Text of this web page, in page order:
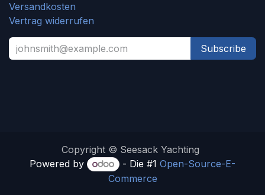
Versandkosten
Vertrag widerrufen
Subscribe
Copyright © Seesack Yachting
Powered by
- Die #1 Open-Source-E-
Commerce